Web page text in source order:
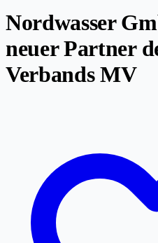
Nordwasser
neuer Partner
Verbands MV